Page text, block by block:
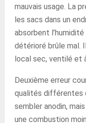
mauvais usage. La
les sacs dans un
absorbent
détérioré brûle mal.
local sec, ventilé et
Deuxième erreur
qualités différentes
sembler anodin,
une combustion